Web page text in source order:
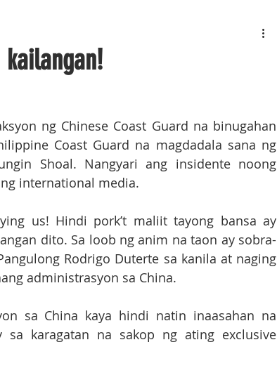
ng Chinese Coast Guard na binugahan
Coast Guard na magdadala sana ng
Shoal. Nangyari ang insidente noong
international media.
us! Hindi pork’t maliit tayong bansa ay
dito. Sa loob ng anim na taon ay sobra-
Rodrigo Duterte sa kanila at naging
administrasyon sa China.
sa China kaya hindi natin inaasahan na
sa karagatan na sakop ng ating exclusive